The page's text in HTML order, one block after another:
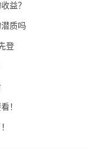
益？
质吗
登
！